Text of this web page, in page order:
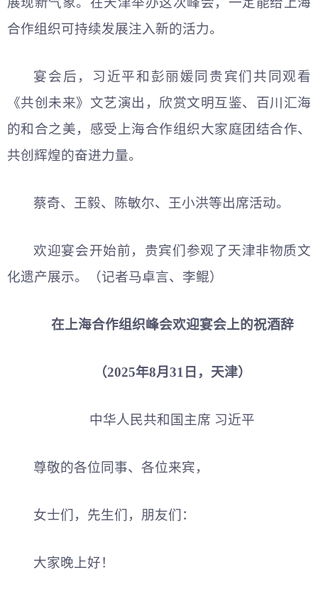
合作组织可持续发展注入新的活力。
宴会后，习 近平和彭丽媛同贵宾们共同观看
《共创未来》文艺演出，欣赏文明互鉴、百川汇海
的和合之美，感受上海合作组织大家庭团结合作、
共创辉煌的奋进力量。
蔡奇、王毅、陈敏尔、王小洪等出席活动。
欢迎宴会开始前，贵宾们参观了天津非物质文
化遗产展示。（记者马卓言、李鲲）
在上海合作组织峰会欢迎宴会上的祝酒辞
（2025年8月31日，天津）
中华人民共和 国主席 习近平
尊敬的各位同事、各位来宾，
女士们，先生们，朋友们：
大家晚上好！